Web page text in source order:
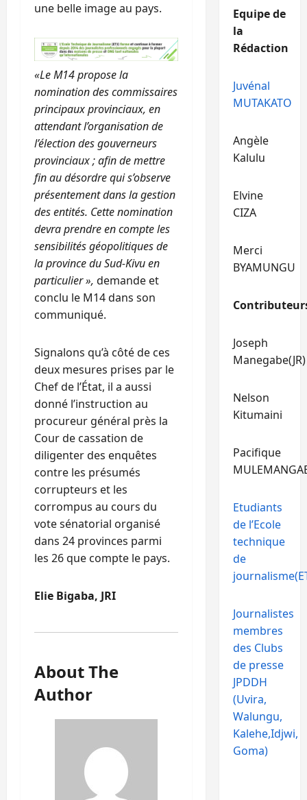
une belle image au pays.
«Le M14 propose la
nomination des commissaires
principaux provinciaux, en
attendant l’organisation de
l’élection des gouverneurs
provinciaux ; afin de mettre
fin au désordre qui s’observe
présentement dans la gestion
des entités. Cette nomination
devra prendre en compte les
sensibilités géopolitiques de
la province du Sud-Kivu en
particulier », demande et
conclu le M14 dans son
communiqué.
Signalons qu’à côté de ces
deux mesures prises par le
Chef de l’État, il a aussi
donné l’instruction au
procureur général près la
Cour de cassation de
diligenter des enquêtes
contre les présumés
corrupteurs et les
corrompus au cours du
vote sénatorial organisé
dans 24 provinces parmi
les 26 que compte le pays.
Elie Bigaba, JRI
About The
Author
Equipe de
la
Rédaction
Juvénal
MUTAKATO
Angèle
Kalulu
Elvine
CIZA
Merci
BYAMUNGU
Joseph
Manegabe(JR)
Nelson
Kitumaini
Pacifique
Etudiants
de l’Ecole
technique
de
Journalistes
membres
des Clubs
de presse
JPDDH
(Uvira,
Walungu,
Kalehe,Idjwi,
Goma)